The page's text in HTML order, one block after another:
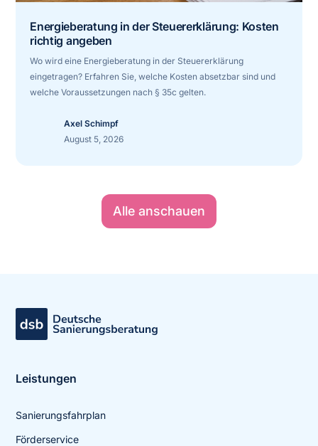
Energieberatung in der Steuererklärung: Kosten
richtig angeben
Wo wird eine Energieberatung in der Steuererklärung
eingetragen? Erfahren Sie, welche Kosten absetzbar sind und
welche Voraussetzungen nach § 35c gelten.
Axel Schimpf
August 5, 2026
Alle anschauen
Leistungen
Sanierungsfahrplan
Förderservice